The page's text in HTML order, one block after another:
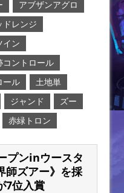
アブザンアグロ
ドレンジ
イン
コントロール
ール
土地単
ジャンド
ズー
赤緑トロン
プンinウースタ
師ズアー》を採
7位入賞